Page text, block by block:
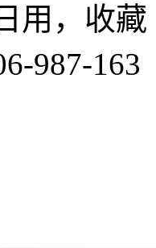
用，收藏
987-163